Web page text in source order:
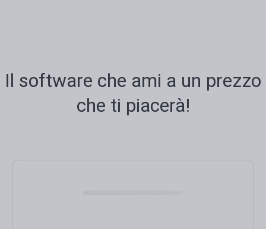
Il software che ami a un prezzo
che ti piacerà!